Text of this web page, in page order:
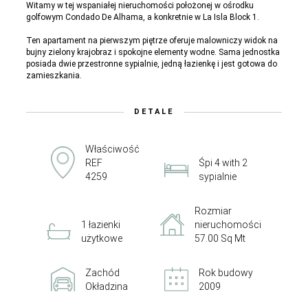
Witamy w tej wspaniałej nieruchomości położonej w ośrodku
golfowym Condado De Alhama, a konkretnie w La Isla Block 1.
Ten apartament na pierwszym piętrze oferuje malowniczy widok na
bujny zielony krajobraz i spokojne elementy wodne. Sama jednostka
posiada dwie przestronne sypialnie, jedną łazienkę i jest gotowa do
zamieszkania.
DETALE
Właściwość
REF
4259
Śpi 4 with 2
sypialnie
1 łazienki
użytkowe
Rozmiar
nieruchomości
57.00 Sq Mt
Zachód
Okładzina
Rok budowy
2009